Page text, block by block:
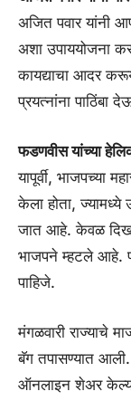
अजित पवार यांनी
अशा उपाययोजना
कायद्याचा आदर
प्रयत्नांना पाठिंबा
फडणवीस यांच्या
यापूर्वी, भाजपच्या
केला होता,
जात आहे. केवळ
भाजपने म्हटले आहे.
पाहिजे.
मंगळवारी राज्याचे
बॅग तपासण्यात
ऑनलाइन शेअर